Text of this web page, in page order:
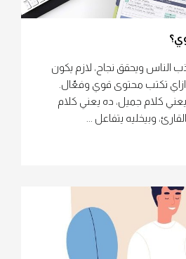
الناس ويحقق نجاح، لازم يكون
تكتب محتوى قوي وفعّال.
كلام جميل، ده يعني كلام
وبيخليه يتفاعل ...